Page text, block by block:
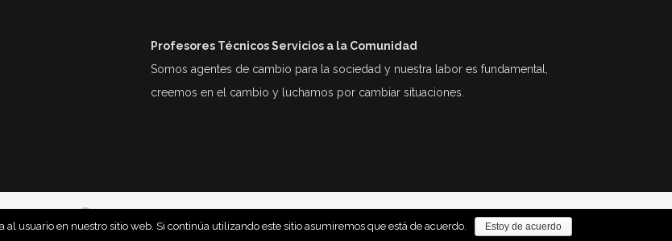
Profesores Técnicos Servicios a la Comunidad
Somos agentes de cambio para la sociedad y nuestra labor es fundamental,
creemos en el cambio y luchamos por cambiar situaciones.
usuario en nuestro sitio web. Si continúa utilizando este sitio asumiremos que está de acuerdo. Estoy de acuerdo